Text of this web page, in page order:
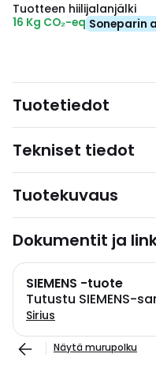
Tuotteen hiilijalanjälki
16 Kg CO₂-eq Soneparin
Tuotetiedot
Tekniset tiedot
Tuotekuvaus
Dokumentit ja
SIEMENS -tuote
Tutustu SIEMENS-
Sirius
Näytä murupolku